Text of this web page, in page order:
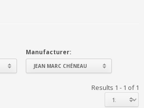
Manufacturer:
JEAN MARC CHÉNEAU
Results 1 - 1 of 1